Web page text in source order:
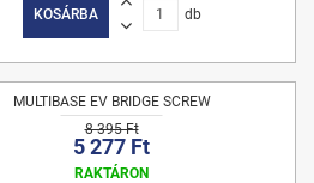
KOSÁRBA db
MULTIBASE EV BRIDGE SCREW
8 395 Ft
5 277 Ft
RAKTÁRON